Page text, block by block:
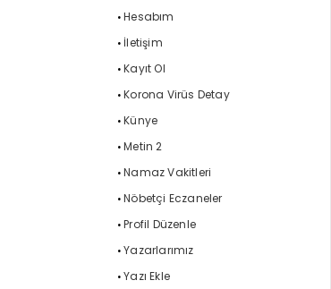
Hesabım
İletişim
Kayıt Ol
Korona Virüs Detay
Künye
Metin 2
Namaz Vakitleri
Nöbetçi Eczaneler
Profil Düzenle
Yazarlarımız
Yazı Ekle